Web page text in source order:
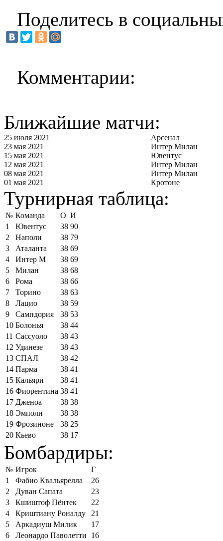
Поделитесь в
Комментарии:
Ближайшие матчи:
25 июля 2021
Арсенал
23 мая 2021
Интер Милан
15 мая 2021
Ювентус
12 мая 2021
Интер Милан
08 мая 2021
Интер Милан
01 мая 2021
Кротоне
Турнирная таблица:
№ Команда О И
1
Ювентус 38 90
2
Наполи 38 79
3
Аталанта 38 69
4
Интер М 38 69
5
Милан 38 68
6
Рома 38 66
7
Торино 38 63
8
Лацио 38 59
9
Сампдория 38 53
10 Болонья 38 44
11 Сассуоло 38 43
12 Удинезе 38 43
13 СПАЛ 38 42
14 Парма 38 41
15 Кальяри 38 41
16 Фиорентина 38 41
17 Дженоа 38 38
18 Эмполи 38 38
19 Фрозиноне 38 25
20 Кьево 38 17
Бомбардиры:
№ Игрок
Г
1
Фабио Квальярелла
26
2
Дуван Сапата
23
3
Кшиштоф Пёнтек
22
4
Криштиану Роналду
21
5
Аркадиуш Милик
17
6
Леонардо Паволетти
16